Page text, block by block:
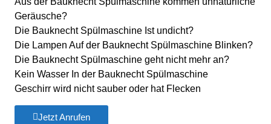
Geräusche?
Die Bauknecht Spülmaschine Ist undicht?
Die Lampen Auf der Bauknecht Spülmaschine Blinken?
Die Bauknecht Spülmaschine geht nicht mehr an?
Kein Wasser In der Bauknecht Spülmaschine
Geschirr wird nicht sauber oder hat Flecken
Jetzt Anrufen